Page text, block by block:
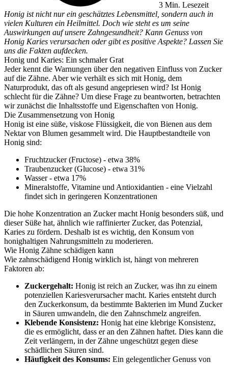
3 Min. Lesezeit
Honig ist nicht nur ein geschätztes Lebensmittel, sondern auch in
vielen Kulturen ein Heilmittel. Doch wie steht es um seine
Auswirkungen auf unsere Zahngesundheit? Kann Genuss von
Honig Karies verursachen oder gibt es positive Aspekte? Lassen Sie
uns die Fakten aufdecken.
Honig und Karies: Ein schmaler Grat
Jeder kennt die Warnungen über den negativen Einfluss von Zucker
auf die Zähne. Aber wie verhält es sich mit Honig, dem
Naturprodukt, das oft als gesund angepriesen wird? Ist Honig
schlecht für die Zähne? Um diese Frage zu beantworten, betrachten
wir zunächst die Inhaltsstoffe und Eigenschaften von Honig.
Die Zusammensetzung von Honig
Honig ist eine süße, viskose Flüssigkeit, die von Bienen aus dem
Nektar von Blumen gesammelt wird. Die Hauptbestandteile von
Honig sind:
Fruchtzucker (Fructose) - etwa 38%
Traubenzucker (Glucose) - etwa 31%
Wasser - etwa 17%
Mineralstoffe, Vitamine und Antioxidantien - eine Vielzahl
findet sich in geringeren Konzentrationen
Die hohe Konzentration an Zucker macht Honig besonders süß, und
dieser Süße hat, ähnlich wie raffinierter Zucker, das Potenzial,
Karies zu fördern. Deshalb ist es wichtig, den Konsum von
honighaltigen Nahrungsmitteln zu moderieren.
Wie Honig Zähne schädigen kann
Wie zahnschädigend Honig wirklich ist, hängt von mehreren
Faktoren ab:
Zuckergehalt: Honig ist reich an Zucker, was ihn zu einem
potenziellen Kariesverursacher macht. Karies entsteht durch
den Zuckerkonsum, da bestimmte Bakterien im Mund Zucker
in Säuren umwandeln, die den Zahnschmelz angreifen.
Klebende Konsistenz: Honig hat eine klebrige Konsistenz,
die es ermöglicht, dass er an den Zähnen haftet. Dies kann die
Zeit verlängern, in der Zähne ungeschützt gegen diese
schädlichen Säuren sind.
Häufigkeit des Konsums: Ein gelegentlicher Genuss von